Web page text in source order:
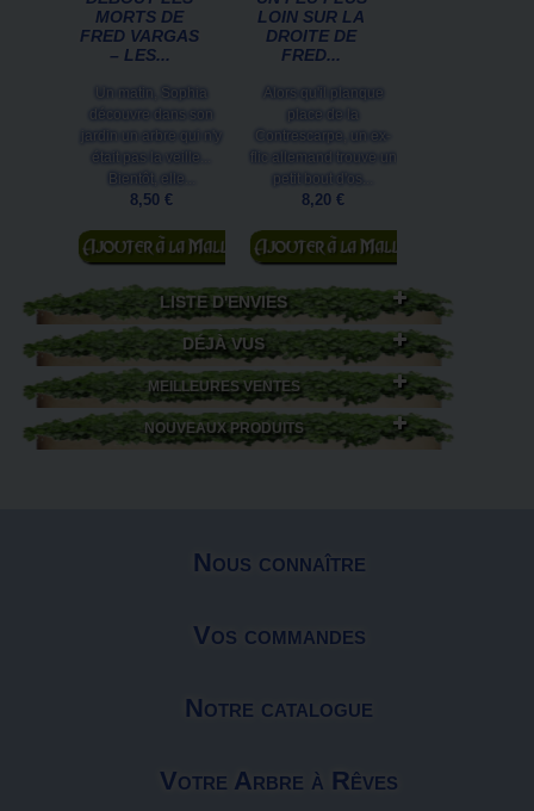
MORTS DE
FRED VARGAS
– LES...
Un matin, Sophia
découvre dans son
jardin un arbre qui n'y
était pas la veille...
Bientôt, elle...
8,50 €
Ajouter au
panier
LOIN SUR LA
DROITE DE
FRED...
Alors qu'il planque
place de la
Contrescarpe, un ex-
flic allemand trouve un
petit bout d'os...
8,20 €
Ajouter au
panier
LISTE D'ENVIES
DÉJÀ VUS
MEILLEURES VENTES
NOUVEAUX PRODUITS
Nous connaître
Vos commandes
Notre catalogue
Votre Arbre à Rêves